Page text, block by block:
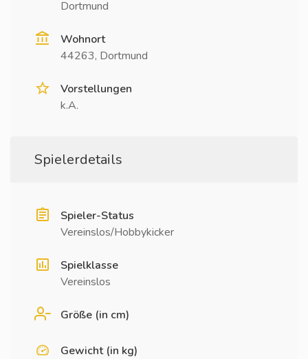
Dortmund
Wohnort
44263, Dortmund
Vorstellungen
k.A.
Spielerdetails
Spieler-Status
Vereinslos/Hobbykicker
Spielklasse
Vereinslos
Größe (in cm)
Gewicht (in kg)